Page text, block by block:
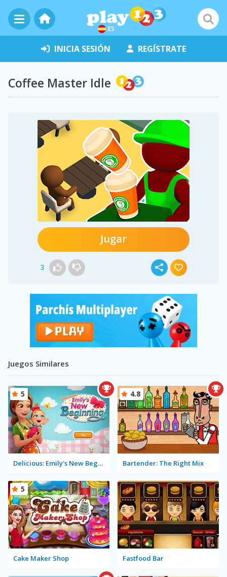
ES
INICIA SESIÓN REGÍSTRATE
Coffee Master Idle
Jugar
3
Juegos Similares
Delicious: Emily's New Beginning
5
Bartender: The Right Mix
4.8
Cake Maker Shop
5
Fastfood Bar